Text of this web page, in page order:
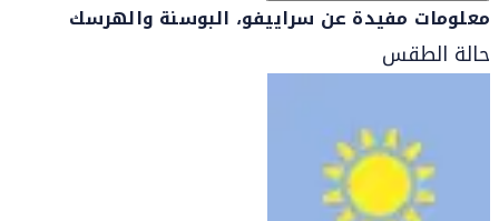
معلومات مفيدة عن سراييفو، البوسنة والهرسك
حالة الطقس